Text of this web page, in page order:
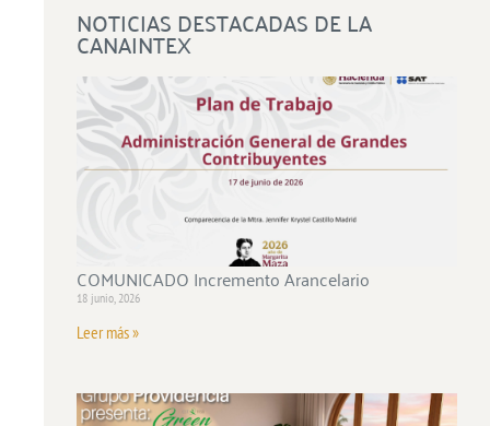
NOTICIAS DESTACADAS DE LA
CANAINTEX
COMUNICADO Incremento Arancelario
18 junio, 2026
Leer más »